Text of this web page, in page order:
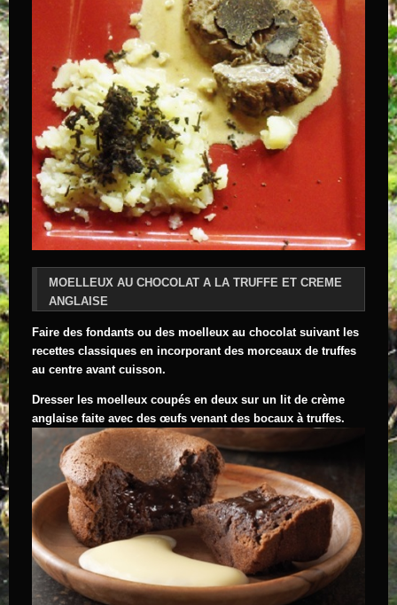
MOELLEUX AU CHOCOLAT A LA TRUFFE ET CREME
ANGLAISE
Faire des fondants ou des moelleux au chocolat suivant les
recettes classiques en incorporant des morceaux de truffes
au centre avant cuisson.
Dresser les moelleux coupés en deux sur un lit de crème
anglaise faite avec des œufs venant des bocaux à truffes.